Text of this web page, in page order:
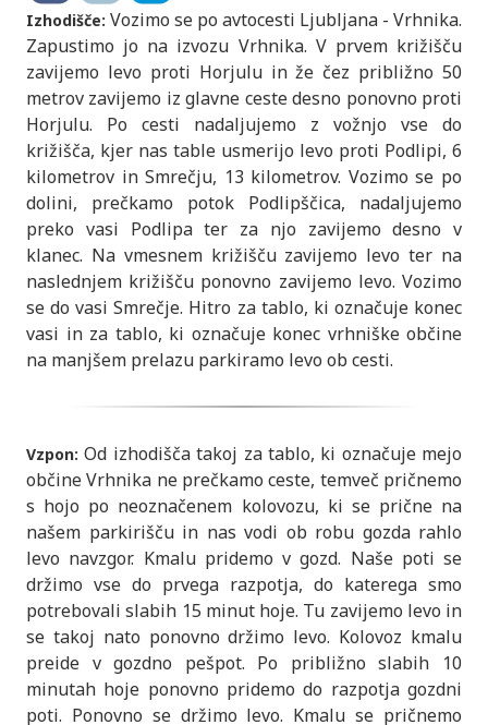
Izhodišče: Vozimo se po avtocesti Ljubljana - Vrhnika.
Zapustimo jo na izvozu Vrhnika. V prvem križišču
zavijemo levo proti Horjulu in že čez približno 50
metrov zavijemo iz glavne ceste desno ponovno proti
Horjulu. Po cesti nadaljujemo z vožnjo vse do
križišča, kjer nas table usmerijo levo proti Podlipi, 6
kilometrov in Smrečju, 13 kilometrov. Vozimo se po
dolini, prečkamo potok Podlipščica, nadaljujemo
preko vasi Podlipa ter za njo zavijemo desno v
klanec. Na vmesnem križišču zavijemo levo ter na
naslednjem križišču ponovno zavijemo levo. Vozimo
se do vasi Smrečje. Hitro za tablo, ki označuje konec
vasi in za tablo, ki označuje konec vrhniške občine
na manjšem prelazu parkiramo levo ob cesti.
Vzpon: Od izhodišča takoj za tablo, ki označuje mejo
občine Vrhnika ne prečkamo ceste, temveč pričnemo
s hojo po neoznačenem kolovozu, ki se prične na
našem parkirišču in nas vodi ob robu gozda rahlo
levo navzgor. Kmalu pridemo v gozd. Naše poti se
držimo vse do prvega razpotja, do katerega smo
potrebovali slabih 15 minut hoje. Tu zavijemo levo in
se takoj nato ponovno držimo levo. Kolovoz kmalu
preide v gozdno pešpot. Po približno slabih 10
minutah hoje ponovno pridemo do razpotja gozdni
poti. Ponovno se držimo levo. Kmalu se pričnemo